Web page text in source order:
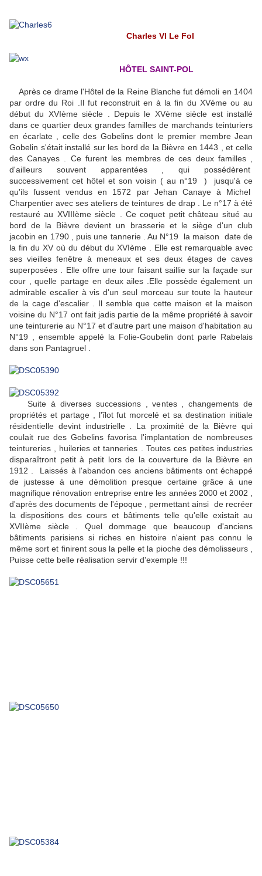
Charles VI Le Fol
HÔTEL SAINT-POL
Après ce drame l'Hôtel de la Reine Blanche fut démoli en 1404
par ordre du Roi .Il fut reconstruit en à la fin du XVéme ou au
début du XVIème siècle . Depuis le XVème siècle est installé
dans ce quartier deux grandes familles de marchands teinturiers
en écarlate , celle des Gobelins dont le premier membre Jean
Gobelin s'était installé sur les bord de la Bièvre en 1443 , et celle
des Canayes . Ce furent les membres de ces deux familles ,
d'ailleurs souvent apparentées , qui possédèrent
successivement cet hôtel et son voisin ( au n°19 ) jusqu'à ce
qu'ils fussent vendus en 1572 par Jehan Canaye à Michel
Charpentier avec ses ateliers de teintures de drap . Le n°17 à été
restauré au XVIIIème siècle . Ce coquet petit château situé au
bord de la Bièvre devient un brasserie et le siège d'un club
jacobin en 1790 , puis une tannerie . Au N°19 la maison date de
la fin du XV où du début du XVIème . Elle est remarquable avec
ses vieilles fenêtre à meneaux et ses deux étages de caves
superposées . Elle offre une tour faisant saillie sur la façade sur
cour , quelle partage en deux ailes .Elle possède également un
admirable escalier à vis d'un seul morceau sur toute la hauteur
de la cage d'escalier . Il semble que cette maison et la maison
voisine du N°17 ont fait jadis partie de la même propriété à savoir
une teinturerie au N°17 et d'autre part une maison d'habitation au
N°19 , ensemble appelé la Folie-Goubelin dont parle Rabelais
dans son Pantagruel .
Suite à diverses successions , ventes , changements de
propriétés et partage , l'îlot fut morcelé et sa destination initiale
résidentielle devint industrielle . La proximité de la Bièvre qui
coulait rue des Gobelins favorisa l'implantation de nombreuses
teintureries , huileries et tanneries . Toutes ces petites industries
disparaîtront petit à petit lors de la couverture de la Bièvre en
1912 . Laissés à l'abandon ces anciens bâtiments ont échappé
de justesse à une démolition presque certaine grâce à une
magnifique rénovation entreprise entre les années 2000 et 2002 ,
d'après des documents de l'époque , permettant ainsi de recréer
la dispositions des cours et bâtiments telle qu'elle existait au
XVIIème siècle . Quel dommage que beaucoup d'anciens
bâtiments parisiens si riches en histoire n'aient pas connu le
même sort et finirent sous la pelle et la pioche des démolisseurs ,
Puisse cette belle réalisation servir d'exemple !!!